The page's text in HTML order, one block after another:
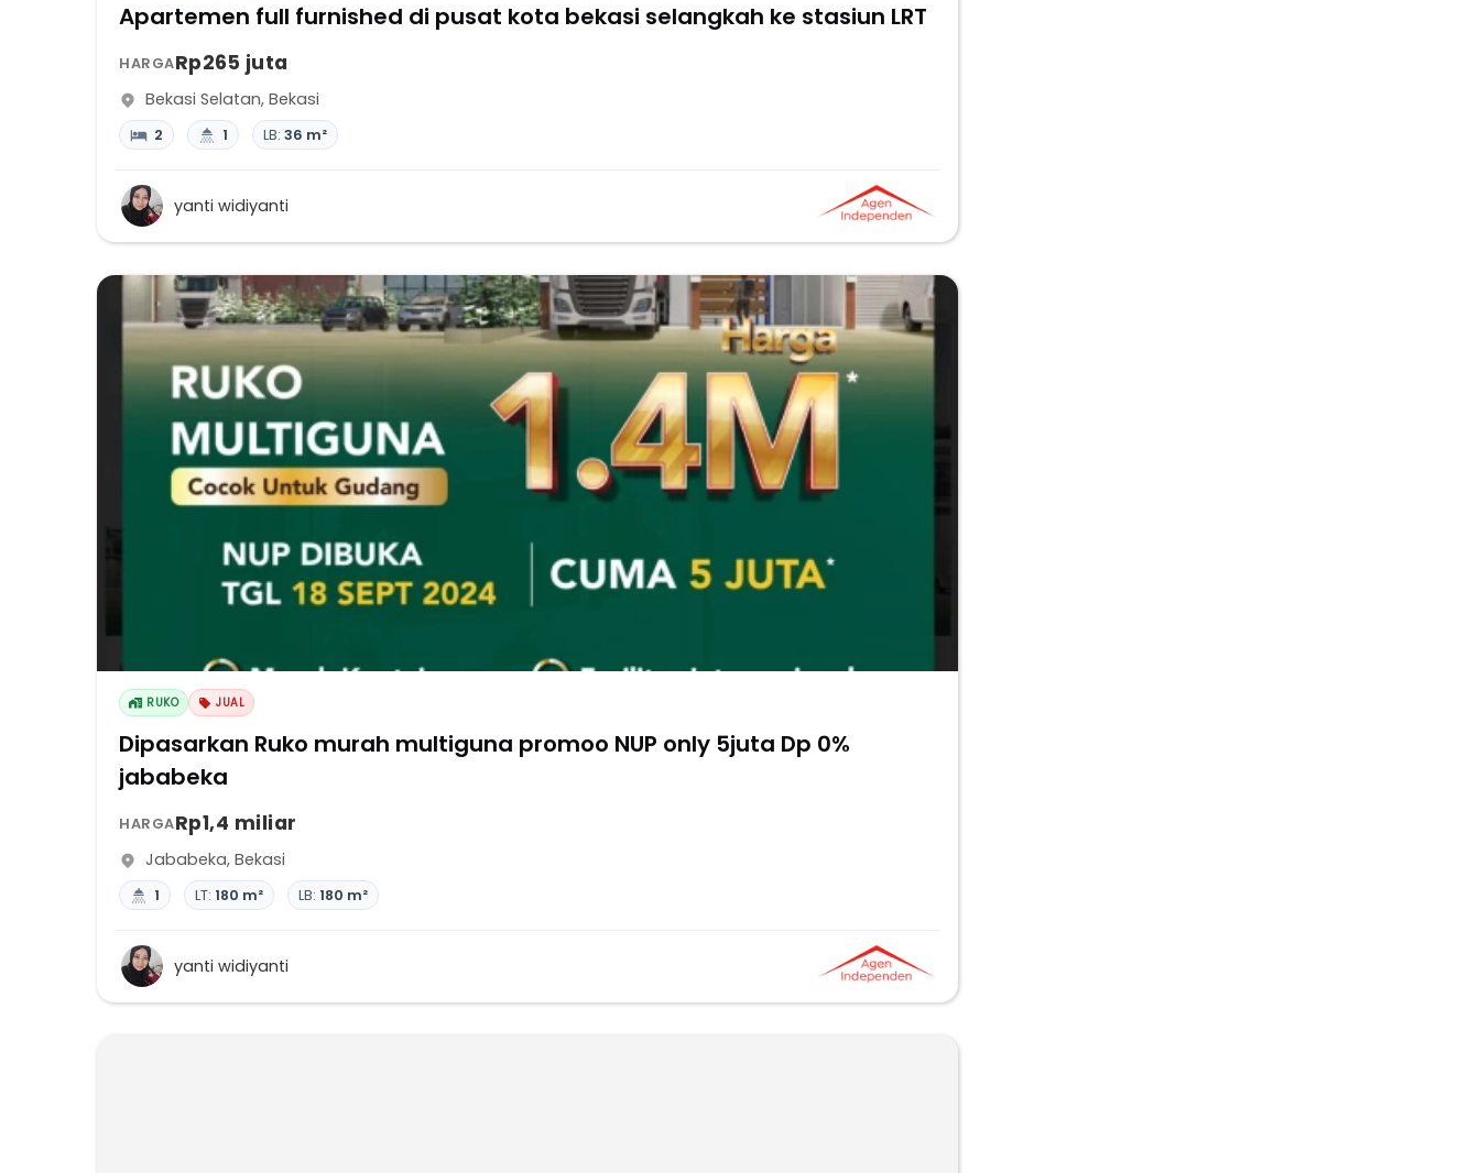
Apartemen full furnished di pusat kota bekasi selangkah ke stasiun LRT
HARGARp265 juta
Bekasi Selatan, Bekasi
2 1 LB: 36 m²
yanti widiyanti
RUKO JUAL
Dipasarkan Ruko murah multiguna promoo NUP only 5juta Dp 0%
jababeka
HARGARp1,4 miliar
Jababeka, Bekasi
1 LT: 180 m² LB: 180 m²
yanti widiyanti